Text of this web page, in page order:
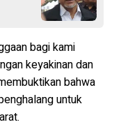
bagi kami
keyakinan dan
bahwa
untuk